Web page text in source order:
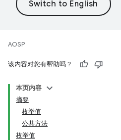
AOSP
该内容对您有帮助吗？
本页内容
摘要
枚举值
公共方法
枚举值